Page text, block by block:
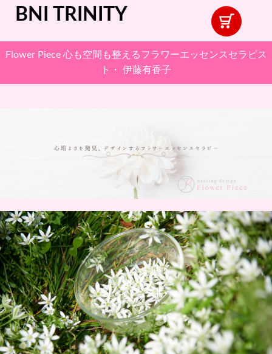
BNI TRINITY
Flower Piece 心も空間も整えるフラワーエッセンスセラピス
ト・ 伊藤有香子